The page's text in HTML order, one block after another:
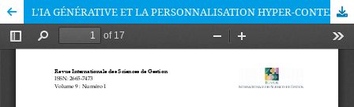
L'IA GÉNÉRATIVE ET LA PERSONNALISATION HYPER-CONTEXTUELLE : UNE MÉTA-ANALYSE DES TRANSFORMATIONS DU MARKETING DIGITAL